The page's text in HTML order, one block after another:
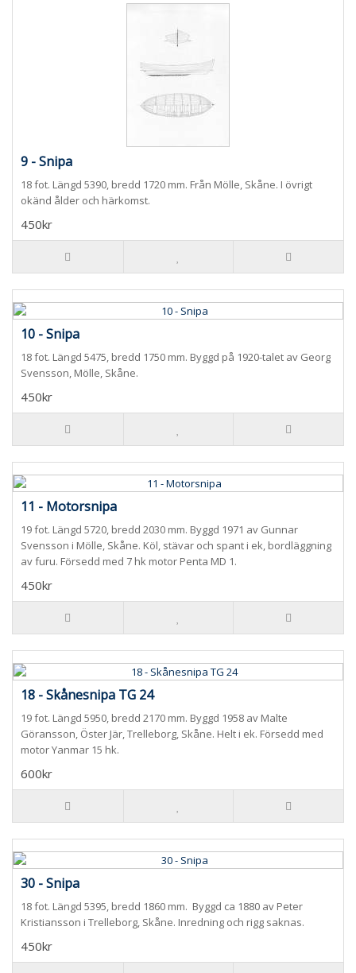
9 - Snipa
18 fot. Längd 5390, bredd 1720 mm. Från Mölle, Skåne. I övrigt
okänd ålder och härkomst.
450kr
10 - Snipa
18 fot. Längd 5475, bredd 1750 mm. Byggd på 1920-talet av Georg
Svensson, Mölle, Skåne.
450kr
11 - Motorsnipa
19 fot. Längd 5720, bredd 2030 mm. Byggd 1971 av Gunnar
Svensson i Mölle, Skåne. Köl, stävar och spant i ek, bordläggning
av furu. Försedd med 7 hk motor Penta MD 1.
450kr
18 - Skånesnipa TG 24
19 fot. Längd 5950, bredd 2170 mm. Byggd 1958 av Malte
Göransson, Öster Jär, Trelleborg, Skåne. Helt i ek. Försedd med
motor Yanmar 15 hk.
600kr
30 - Snipa
18 fot. Längd 5395, bredd 1860 mm. Byggd ca 1880 av Peter
Kristiansson i Trelleborg, Skåne. Inredning och rigg saknas.
450kr